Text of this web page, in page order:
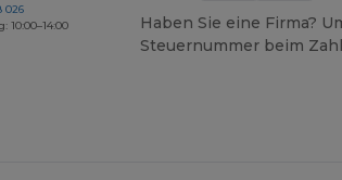
026
10:00–14:00
Haben Sie eine Firma?
Steuernummer beim